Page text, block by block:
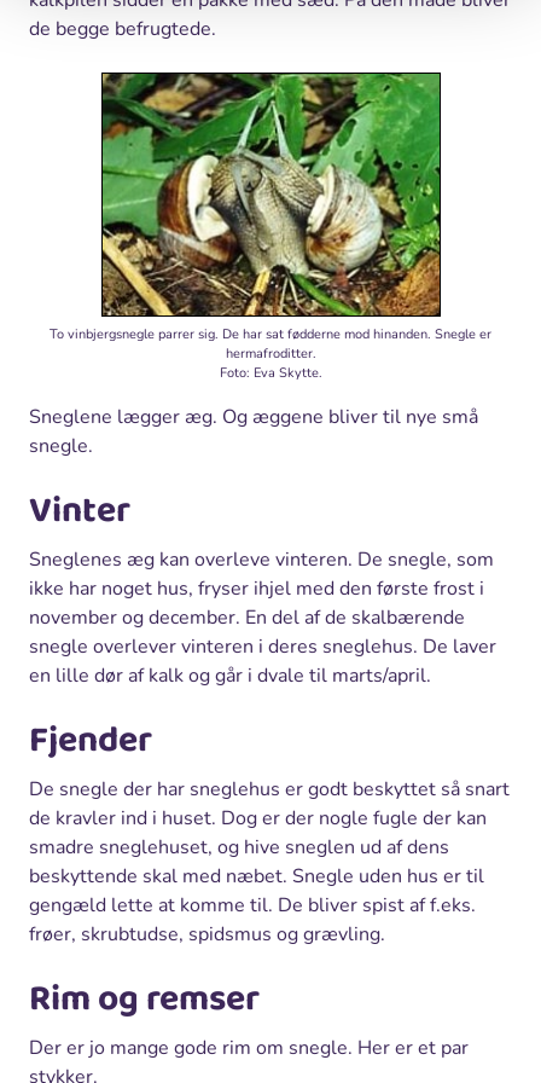
de begge befrugtede.
To vinbjergsnegle parrer sig. De har sat fødderne mod hinanden. Snegle er
hermafroditter.
Foto: Eva Skytte.
Sneglene lægger æg. Og æggene bliver til nye små
snegle.
Vinter
Sneglenes æg kan overleve vinteren. De snegle, som
ikke har noget hus, fryser ihjel med den første frost i
november og december. En del af de skalbærende
snegle overlever vinteren i deres sneglehus. De laver
en lille dør af kalk og går i dvale til marts/april.
Fjender
De snegle der har sneglehus er godt beskyttet så snart
de kravler ind i huset. Dog er der nogle fugle der kan
smadre sneglehuset, og hive sneglen ud af dens
beskyttende skal med næbet. Snegle uden hus er til
gengæld lette at komme til. De bliver spist af f.eks.
frøer, skrubtudse, spidsmus og grævling.
Rim og remser
Der er jo mange gode rim om snegle. Her er et par
stykker.